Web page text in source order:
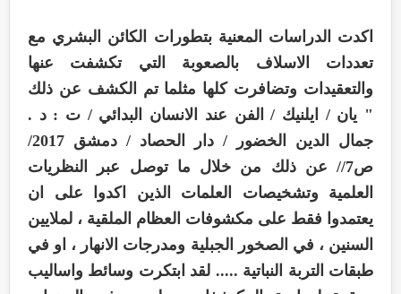
اكدت الدراسات المعنية بتطورات الكائن البشري مع
تعددات الاسلاف بالصعوبة التي تكشفت عنها
والتعقيدات وتضافرت كلها مثلما تم الكشف عن ذلك
" يان / ايلنيك / الفن عند الانسان البدائي / ت : د .
جمال الدين الخضور / دار الحصاد / دمشق 2017/
ص7// عن ذلك من خلال ما توصل عبر النظريات
العلمية وتشخيصات العلمات الذين اكدوا على ان
يعتمدوا فقط على مكشوفات العظام الملقية ، لملايين
السنين ، في الصخور الجبلية ومدرجات الانهار ، او في
طبقات التربة النباتية ..... لقد ابتكرت وسائط واساليب